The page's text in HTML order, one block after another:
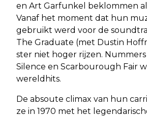
en Art Garfunkel beklommen
Vanaf het moment dat hun
gebruikt werd voor de
The Graduate (met Dustin
ster niet hoger rijzen.
Silence en Scarbourough Fair
wereldhits.
De absoute climax van hun
ze in 1970 met het